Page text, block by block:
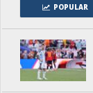
POPULAR